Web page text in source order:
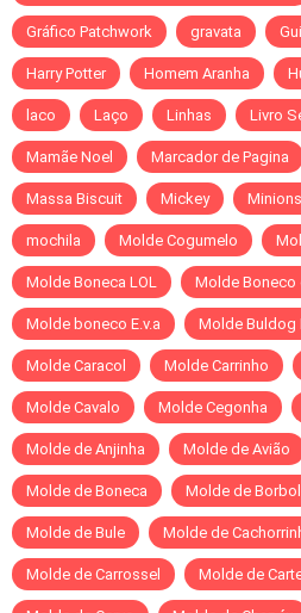
Gráfico Patchwork gravata
Harry Potter Homem Aranha
laco Laço Linhas Livro
Mamãe Noel Marcador de Pagina
Massa Biscuit Mickey Minions
mochila Molde Cogumelo
Molde Boneca LOL Molde Boneco
Molde boneco E.v.a Molde Buldog
Molde Caracol Molde Carrinho
Molde Cavalo Molde Cegonha
Molde de Anjinha Molde de Avião
Molde de Boneca Molde de
Molde de Bule Molde de
Molde de Carrossel Molde de